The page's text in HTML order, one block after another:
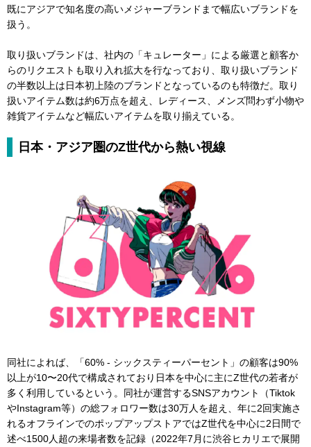
既にアジアで知名度の高いメジャーブランドまで幅広いブランドを
扱う。
取り扱いブランドは、社内の「キュレーター」による厳選と顧客か
らのリクエストも取り入れ拡大を行なっており、取り扱いブランド
の半数以上は日本初上陸のブランドとなっているのも特徴だ。取り
扱いアイテム数は約6万点を超え、レディース、メンズ問わず小物や
雑貨アイテムなど幅広いアイテムを取り揃えている。
日本・アジア圏のZ世代から熱い視線
同社によれば、「60% - シックスティーパーセント」の顧客は90%
以上が10〜20代で構成されており日本を中心に主にZ世代の若者が
多く利用しているという。同社が運営するSNSアカウント（Tiktok
やInstagram等）の総フォロワー数は30万人を超え、年に2回実施さ
れるオフラインでのポップアップストアではZ世代を中心に2日間で
述べ1500人超の来場者数を記録（2022年7月に渋谷ヒカリエで展開